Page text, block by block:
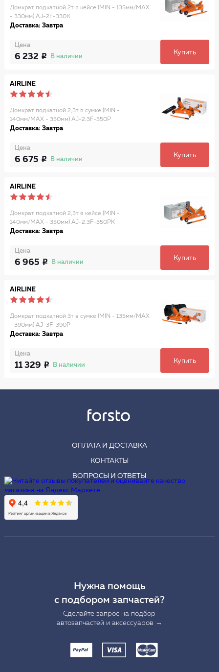
Домкрат подкатной 2т в кейсе (MIN - 135мм/MAX
- 330мм) AJ-2F-330K
Доставка: Завтра
Цена
6 232 В наличии
Купить
AIRLINE
Домкрат подкатной 2,3т в сумке (MIN -
140мм/MAX - 350мм) AJ-2.3F-350P
Доставка: Завтра
Цена
6 675 В наличии
Купить
AIRLINE
Домкрат подкатной 2,3т в кейсе (MIN -
140мм/MAX - 350мм) AJ-2.3F-350PK
Доставка: Завтра
Цена
6 965 В наличии
Купить
AIRLINE
Домкрат подкатной 3т в сумке (MIN - 135мм/MAX
- 390мм) AJ-3F-390P
Доставка: Завтра
Цена
11 329 В наличии
Купить
ОПЛАТА И ДОСТАВКА
КОНТАКТЫ
ВОПРОСЫ И ОТВЕТЫ
Нужна помощь
с подбором запчастей?
Сделайте запрос на подбор
автозапчастей и аксессуаров →